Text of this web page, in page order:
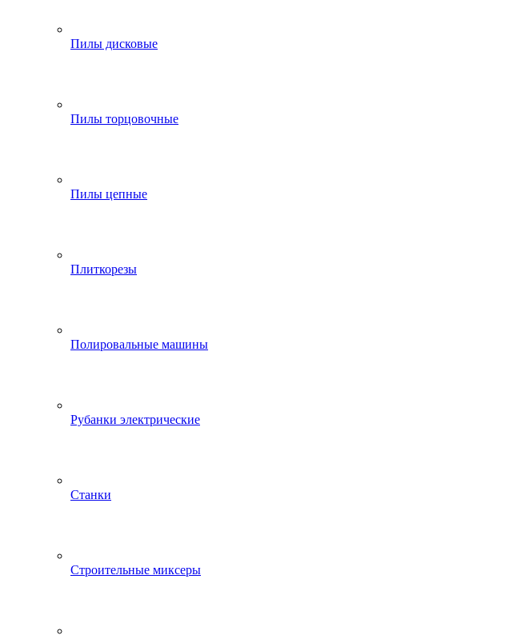
Пилы дисковые
Пилы торцовочные
Пилы цепные
Плиткорезы
Полировальные машины
Рубанки электрические
Станки
Строительные миксеры